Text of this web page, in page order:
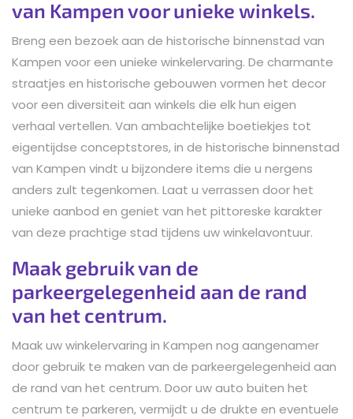
van Kampen voor unieke winkels.
Breng een bezoek aan de historische binnenstad van
Kampen voor een unieke winkelervaring. De charmante
straatjes en historische gebouwen vormen het decor
voor een diversiteit aan winkels die elk hun eigen
verhaal vertellen. Van ambachtelijke boetiekjes tot
eigentijdse conceptstores, in de historische binnenstad
van Kampen vindt u bijzondere items die u nergens
anders zult tegenkomen. Laat u verrassen door het
unieke aanbod en geniet van het pittoreske karakter
van deze prachtige stad tijdens uw winkelavontuur.
Maak gebruik van de
parkeergelegenheid aan de rand
van het centrum.
Maak uw winkelervaring in Kampen nog aangenamer
door gebruik te maken van de parkeergelegenheid aan
de rand van het centrum. Door uw auto buiten het
centrum te parkeren, vermijdt u de drukte en eventuele